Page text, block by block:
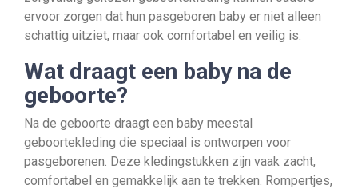
ervoor zorgen dat hun pasgeboren baby er niet alleen
schattig uitziet, maar ook comfortabel en veilig is.
Wat draagt een baby na de
geboorte?
Na de geboorte draagt een baby meestal
geboortekleding die speciaal is ontworpen voor
pasgeborenen. Deze kledingstukken zijn vaak zacht,
comfortabel en gemakkelijk aan te trekken. Rompertjes,